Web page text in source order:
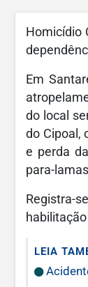
Homicídio
Em
do local
do Cipoal,
e perda
para-
Registra-
LEIA